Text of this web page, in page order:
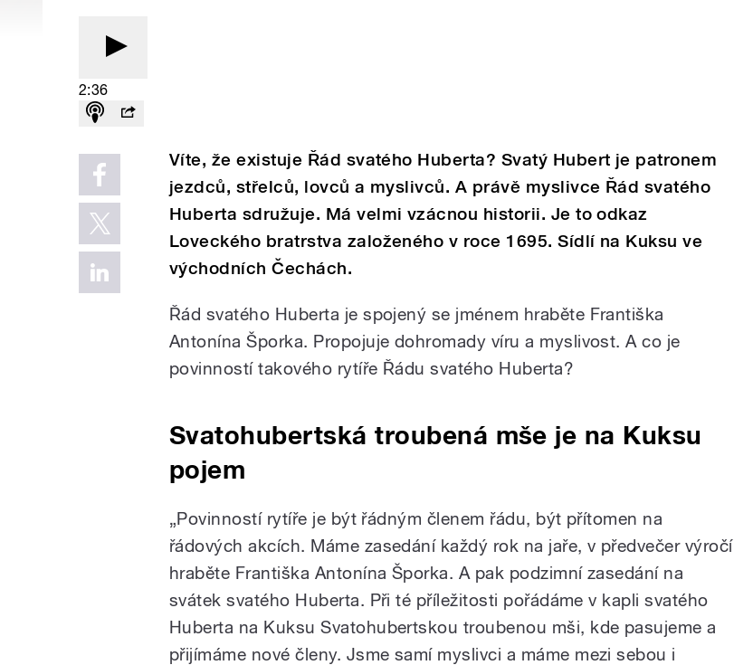
2:36
Víte, že existuje Řád svatého Huberta? Svatý Hubert je patronem
jezdců, střelců, lovců a myslivců. A právě myslivce Řád svatého
Huberta sdružuje. Má velmi vzácnou historii. Je to odkaz
Loveckého bratrstva založeného v roce 1695. Sídlí na Kuksu ve
východních Čechách.
Řád svatého Huberta je spojený se jménem hraběte Františka
Antonína Šporka. Propojuje dohromady víru a myslivost. A co je
povinností takového rytíře Řádu svatého Huberta?
Svatohubertská troubená mše je na Kuksu
pojem
„Povinností rytíře je být řádným členem řádu, být přítomen na
řádových akcích. Máme zasedání každý rok na jaře, v předvečer výročí
hraběte Františka Antonína Šporka. A pak podzimní zasedání na
svátek svatého Huberta. Při té příležitosti pořádáme v kapli svatého
Huberta na Kuksu Svatohubertskou troubenou mši, kde pasujeme a
přijímáme nové členy. Jsme samí myslivci a máme mezi sebou i